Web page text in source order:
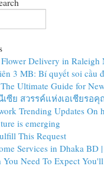
Delivery in Raleigh
3 MB: Bí quyết soi cầu
Ultimate Guide for
ซีย สวรรค์แห่งเอเชียรอ
Trending Updates On
is emerging
This Request
Services in Dhaka BD
Need To Expect